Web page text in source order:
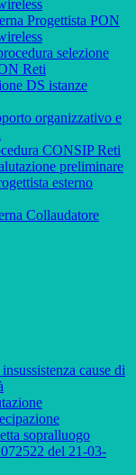
Progettista PON
selezione
Reti
DS istanze
organizzativo e
CONSIP Reti
preliminare
esterno
Collaudatore
cause di
sopralluogo
del 21-03-